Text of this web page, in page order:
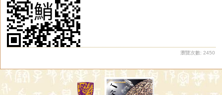
瀏覽次數: 2450